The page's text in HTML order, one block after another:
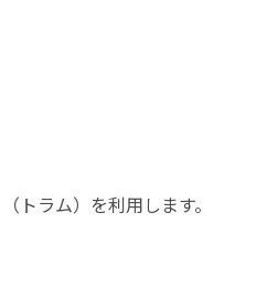
トラム）を利用します。